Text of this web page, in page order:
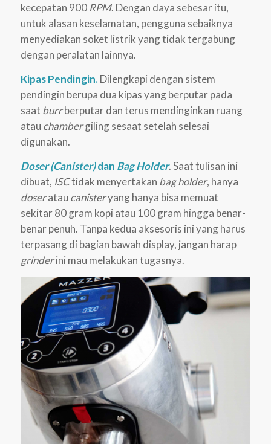
kecepatan 900 RPM. Dengan daya sebesar itu,
untuk alasan keselamatan, pengguna sebaiknya
menyediakan soket listrik yang tidak tergabung
dengan peralatan lainnya.
Kipas Pendingin.Dilengkapi dengan sistem
pendingin berupa dua kipas yang berputar pada
saat burrberputar dan terus mendinginkan ruang
atau chambergiling sesaat setelah selesai
digunakan.
Doser (Canister)dan Bag Holder. Saat tulisan ini
dibuat, ISCtidak menyertakan bag holder, hanya
doseratau canisteryang hanya bisa memuat
sekitar 80 gram kopi atau 100 gram hingga benar-
benar penuh. Tanpa kedua aksesoris ini yang harus
terpasang di bagian bawah display, jangan harap
grinderini mau melakukan tugasnya.